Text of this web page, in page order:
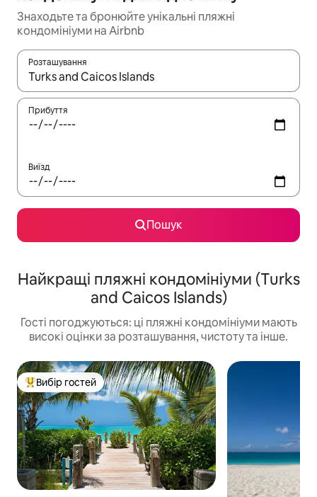
Знаходьте та бронюйте унікальні пляжні
кондомініуми на Airbnb
Розташування
Отримавши результати пошуку, використовуйте для
Прибуття
Виїзд
Пошук
Найкращі пляжні кондомініуми (Turks
and Caicos Islands)
Гості погоджуються: ці пляжні кондомініуми мають
високі оцінки за розташування, чистоту та інше.
Топ вибір гостей
Вибір гостей